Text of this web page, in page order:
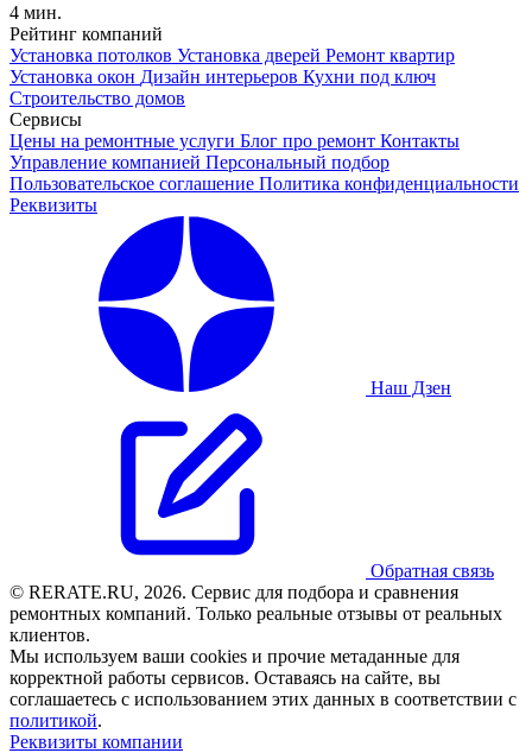
4 мин.
Рейтинг компаний
Установка потолков Установка дверей Ремонт квартир
Установка окон Дизайн интерьеров Кухни под ключ
Строительство домов
Сервисы
Цены на ремонтные услуги Блог про ремонт Контакты
Управление компанией Персональный подбор
Пользовательское соглашение Политика конфиденциальности
Реквизиты
Наш Дзен
Обратная связь
© RERATE.RU, 2026. Сервис для подбора и сравнения
ремонтных компаний. Только реальные отзывы от реальных
клиентов.
Мы используем ваши cookies и прочие метаданные для
корректной работы сервисов. Оставаясь на сайте, вы
соглашаетесь с использованием этих данных в соответствии с
политикой.
Реквизиты компании